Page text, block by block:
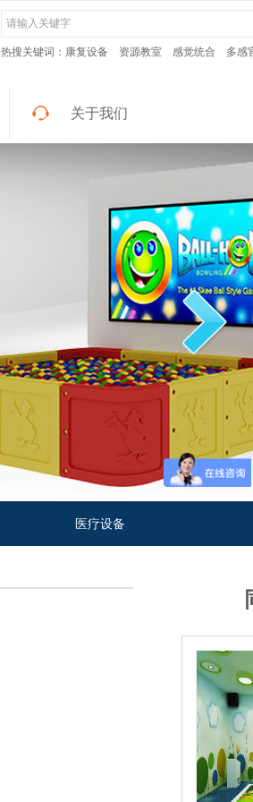
医疗设备
关于我们
热搜关键词：康复设备 资源教室 感觉统合 多感